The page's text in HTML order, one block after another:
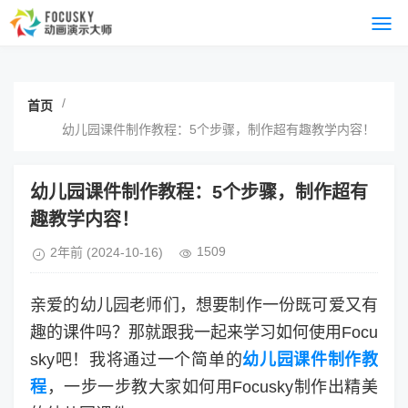
首页
/
幼儿园课件制作教程：5个步骤，制作超有趣教学内容！
幼儿园课件制作教程：5个步骤，制作超有
趣教学内容！
2年前 (2024-10-16) 1509
亲爱的幼儿园老师们，想要制作一份既可爱又有
趣的课件吗？那就跟我一起来学习如何使用Focu
sky吧！我将通过一个简单的幼儿园课件制作教
程 ，一步一步教大家如何用Focusky制作出精美